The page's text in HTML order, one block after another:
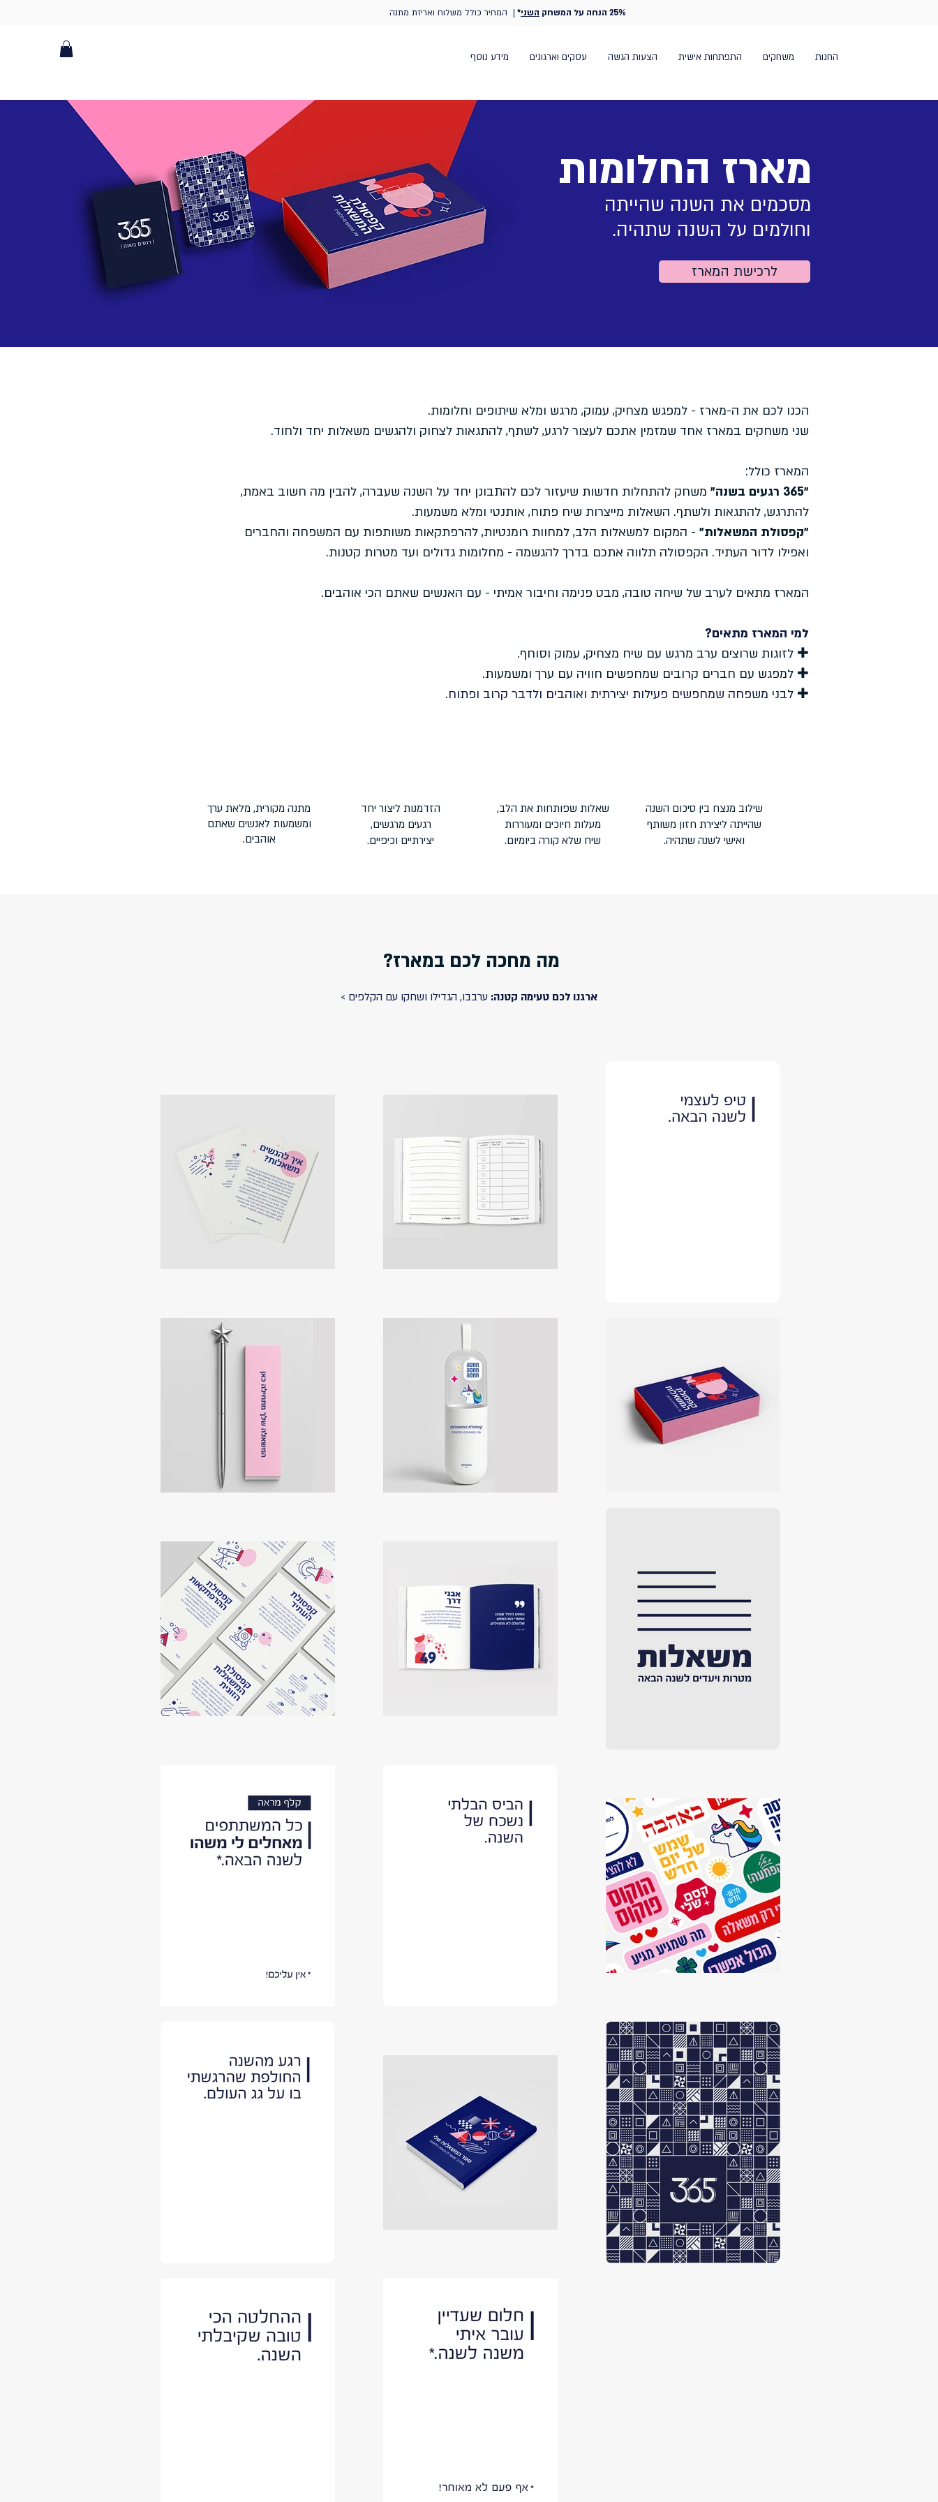
החנות משחקים התפתחות אישית הצעות הגשה עסקים וארגונים מידע נוסף
25% הנחה על המשחק השני* | המחיר כולל משלוח ואריזת מתנה
מארז החלומות
מסכמים את השנה שהייתה
וחולמים על השנה שתהיה.
לרכישת המארז
הכנו לכם את ה-מארז - למפגש מצחיק, עמוק, מרגש ומלא שיתופים וחלומות.
שני משחקים במארז אחד שמזמין אתכם לעצור לרגע, לשתף, להתגאות לצחוק ולהגשים משאלות יחד ולחוד.
המארז כולל:
״365 רגעים בשנה״
משחק להתחלות חדשות שיעזור לכם להתבונן יחד על השנה שעברה, להבין מה חשוב באמת,
להתרגש, להתגאות ולשתף. השאלות מייצרות שיח פתוח, אותנטי ומלא משמעות.
״קפסולת המשאלות״ - המקום למשאלות הלב, למחוות רומנטיות, להרפתקאות משותפות עם המשפחה והחברים
ואפילו לדור העתיד. הקפסולה תלווה אתכם בדרך להגשמה - מחלומות גדולים ועד מטרות קטנות.
המארז מתאים לערב של שיחה טובה, מבט פנימה וחיבור אמיתי - עם האנשים שאתם הכי אוהבים.
למי המארז מתאים?
✚ לזוגות שרוצים ערב מרגש עם שיח מצחיק, עמוק וסוחף.
✚ למפגש עם חברים קרובים שמחפשים חוויה עם ערך ומשמעות.
✚ לבני משפחה שמחפשים פעילות יצירתית ואוהבים ולדבר קרוב ופתוח.
מתנה מקורית, מלאת ערך
ומשמעות לאנשים שאתם
אוהבים.
הזדמנות ליצור יחד
רגעים מרגשים,
יצירתיים וכיפיים.
שאלות שפותחות את הלב,
מעלות חיוכים ומעוררות
שיח שלא קורה ביומיום.
שילוב מנצח בין סיכום השנה
שהייתה ליצירת חזון משותף
ואישי לשנה שתהיה.
מה מחכה לכם במארז?
ארגנו לכם טעימה קטנה: ערבבו, הגדילו ושחקו עם הקלפים >